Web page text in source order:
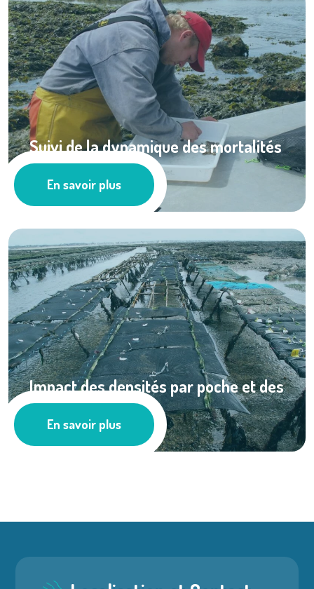
Suivi de la dynamique des mortalités
de ...
Ressources documentaires
En savoir plus
Impact des densités par poche et des
niveaux ...
Ressources documentaires
En savoir plus